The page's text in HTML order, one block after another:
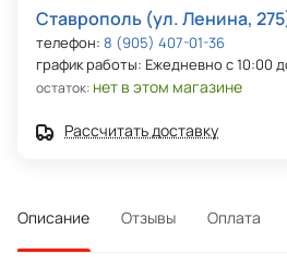
Ставрополь (ул. Ленина,
телефон: 8 (905) 407-01-36
график работы: Ежедневно с 10:00
остаток: нет в этом магазине
Рассчитать доставку
Описание Отзывы Оплата